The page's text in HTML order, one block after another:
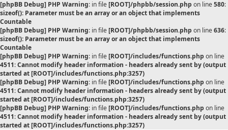
[phpBB Debug] PHP Warning: in file[ROOT]/phpbb/session.php on line580:
sizeof(): Parameter must be an array or an object that implements
Countable
[phpBB Debug] PHP Warning: in file[ROOT]/phpbb/session.php on line636:
sizeof(): Parameter must be an array or an object that implements
Countable
[phpBB Debug] PHP Warning: in file[ROOT]/includes/functions.php on line
4511:Cannot modify header information - headers already sent by (output
started at [ROOT]/includes/functions.php:3257)
[phpBB Debug] PHP Warning: in file[ROOT]/includes/functions.php on line
4511:Cannot modify header information - headers already sent by (output
started at [ROOT]/includes/functions.php:3257)
[phpBB Debug] PHP Warning: in file[ROOT]/includes/functions.php on line
4511:Cannot modify header information - headers already sent by (output
started at [ROOT]/includes/functions.php:3257)